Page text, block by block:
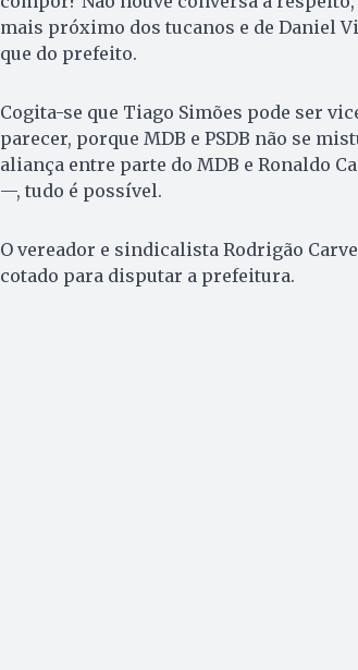
mais próximo dos tucanos e de Daniel
que do prefeito.
Cogita-se que Tiago Simões pode ser
parecer, porque MDB e PSDB não se
aliança entre parte do MDB e Ronaldo
—, tudo é possível.
O vereador e sindicalista Rodrigão
cotado para disputar a prefeitura.